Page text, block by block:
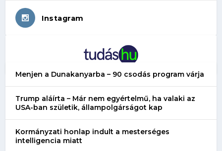
Instagram
Menjen a Dunakanyarba – 90 csodás program várja
Trump aláírta – Már nem egyértelmű, ha valaki az
USA-ban születik, állampolgárságot kap
Kormányzati honlap indult a mesterséges
intelligencia miatt